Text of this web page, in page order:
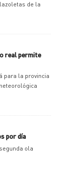
de la
real permite
para la provincia
por día
ola